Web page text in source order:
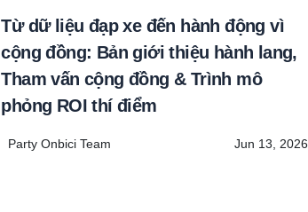
Từ dữ liệu đạp xe đến hành động vì
cộng đồng: Bản giới thiệu hành lang,
Tham vấn cộng đồng & Trình mô
phỏng ROI thí điểm
Party Onbici Team Jun 13, 2026